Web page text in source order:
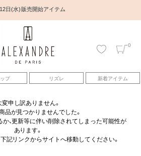
日(水) 販売開始アイテム
0
プ リズレ 新着アイテム
変申し訳ありません。
品が見つかりませんでした。
、更新等に伴い削除されてしまった可能性が
あります。
記リンクからサイトへ移動してください。